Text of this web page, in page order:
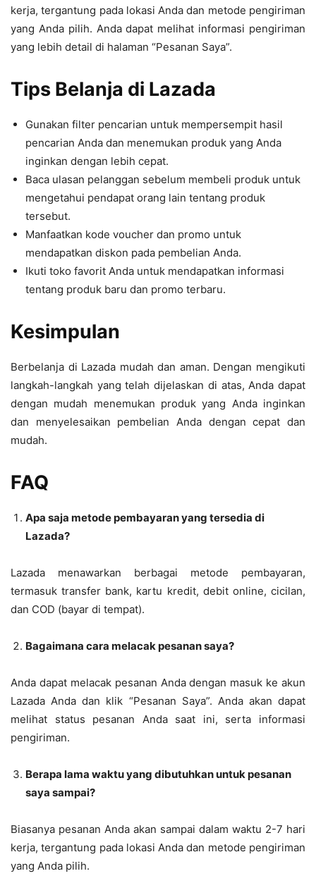
kerja, tergantung pada lokasi Anda dan metode pengiriman
yang Anda pilih. Anda dapat melihat informasi pengiriman
yang lebih detail di halaman “Pesanan Saya”.
Tips Belanja di Lazada
Gunakan filter pencarian untuk mempersempit hasil
pencarian Anda dan menemukan produk yang Anda
inginkan dengan lebih cepat.
Baca ulasan pelanggan sebelum membeli produk untuk
mengetahui pendapat orang lain tentang produk
tersebut.
Manfaatkan kode voucher dan promo untuk
mendapatkan diskon pada pembelian Anda.
Ikuti toko favorit Anda untuk mendapatkan informasi
tentang produk baru dan promo terbaru.
Kesimpulan
Berbelanja di Lazada mudah dan aman. Dengan mengikuti
langkah-langkah yang telah dijelaskan di atas, Anda dapat
dengan mudah menemukan produk yang Anda inginkan
dan menyelesaikan pembelian Anda dengan cepat dan
mudah.
FAQ
Apa saja metode pembayaran yang tersedia di
Lazada?
Lazada menawarkan berbagai metode pembayaran,
termasuk transfer bank, kartu kredit, debit online, cicilan,
dan COD (bayar di tempat).
Bagaimana cara melacak pesanan saya?
Anda dapat melacak pesanan Anda dengan masuk ke akun
Lazada Anda dan klik “Pesanan Saya”. Anda akan dapat
melihat status pesanan Anda saat ini, serta informasi
pengiriman.
Berapa lama waktu yang dibutuhkan untuk pesanan
saya sampai?
Biasanya pesanan Anda akan sampai dalam waktu 2-7 hari
kerja, tergantung pada lokasi Anda dan metode pengiriman
yang Anda pilih.